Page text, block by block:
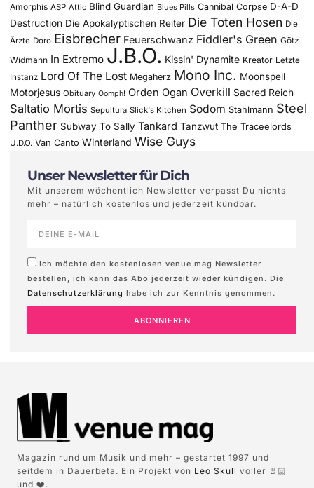
Amorphis ASP Attic Blind Guardian Blues Pills Cannibal Corpse D-A-D
Destruction Die Apokalyptischen Reiter Die Toten Hosen Die
Ärzte Doro Eisbrecher Feuerschwanz Fiddler's Green Götz
Widmann In Extremo J.B.O. Kissin' Dynamite Kreator Letzte
Instanz Lord Of The Lost Megaherz Mono Inc. Moonspell
Motorjesus Obituary Oomph! Orden Ogan Overkill Sacred Reich
Saltatio Mortis Sepultura Slick's Kitchen Sodom Stahlmann Steel
Panther Subway To Sally Tankard Tanzwut The Traceelords
U.D.O. Van Canto Winterland Wise Guys
Unser Newsletter für Dich
Mit unserem wöchentlich Newsletter verpasst Du nichts
mehr – natürlich kostenlos und jederzeit kündbar.
Ich möchte den kostenlosen venue mag Newsletter
bestellen, ich kann das Abo jederzeit wieder kündigen. Die
Datenschutzerklärung habe ich zur Kenntnis genommen.
ABONNIEREN
Magazin rund um Musik und mehr – gestartet 1997 und
seitdem in Dauerbeta. Ein Projekt von Leo Skull voller 🤘🏻
und ❤️.